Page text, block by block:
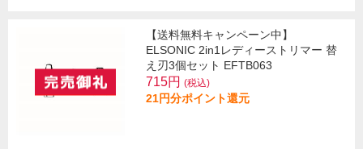
【送料無料キャンペーン中】
ELSONIC 2in1レディーストリマー 替
え刃3個セット EFTB063
715円 (税込)
21円分ポイント還元